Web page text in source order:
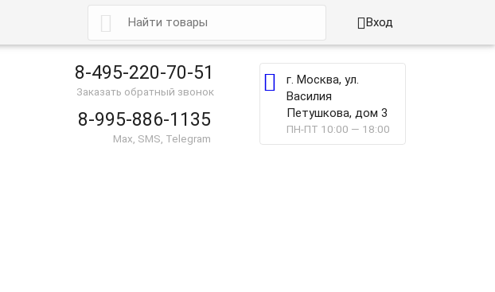
 Вход
8-495-220-70-51
Заказать обратный звонок
8-995-886-1135
Max, SMS, Telegram

г. Москва, ул.
Василия
Петушкова, дом 3
ПН-ПТ 10:00 — 18:00